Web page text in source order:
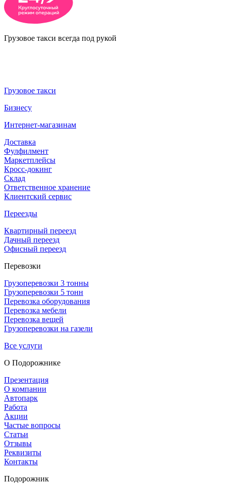
Грузовое такси всегда под рукой
Грузовое такси
Бизнесу
Интернет-магазинам
Доставка
Фулфилмент
Маркетплейсы
Кросс-докинг
Склад
Ответственное хранение
Клиентский сервис
Переезды
Квартирный переезд
Дачный переезд
Офисный переезд
Перевозки
Грузоперевозки 3 тонны
Грузоперевозки 5 тонн
Перевозка оборудования
Перевозка мебели
Перевозка вещей
Грузоперевозки на газели
Все услуги
О Подорож­нике
Презентация
О компании
Автопарк
Работа
Акции
Частые вопросы
Статьи
Отзывы
Реквизиты
Контакты
Подорожник